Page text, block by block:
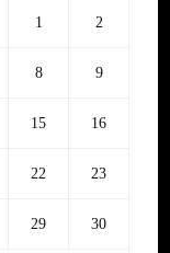
1 2
8 9
15 16
22 23
29 30